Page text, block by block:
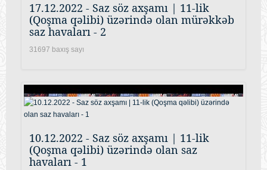
17.12.2022 - Saz söz axşamı | 11-lik
(Qoşma qəlibi) üzərində olan mürəkkəb
saz havaları - 2
31697 baxış sayı
10.12.2022 - Saz söz axşamı | 11-lik
(Qoşma qəlibi) üzərində olan saz
havaları - 1